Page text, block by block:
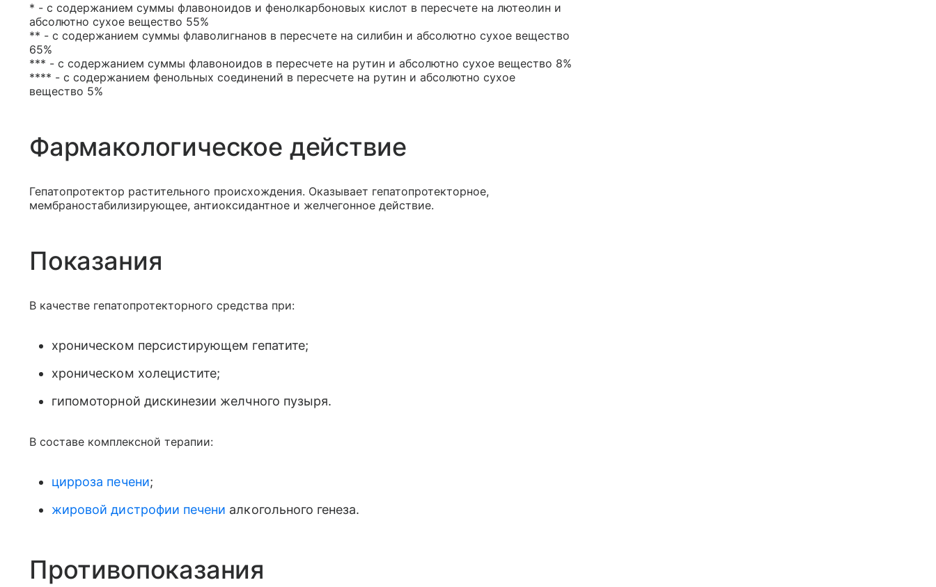
* - с содержанием суммы флавоноидов и фенолкарбоновых кислот в пересчете на лютеолин и
абсолютно сухое вещество 55%
** - с содержанием суммы флаволигнанов в пересчете на силибин и абсолютно сухое вещество
65%
*** - с содержанием суммы флавоноидов в пересчете на рутин и абсолютно сухое вещество 8%
**** - с содержанием фенольных соединений в пересчете на рутин и абсолютно сухое
вещество 5%
Фармакологическое действие
Гепатопротектор растительного происхождения. Оказывает гепатопротекторное,
мембраностабилизирующее, антиоксидантное и желчегонное действие.
Показания
В качестве гепатопротекторного средства при:
хроническом персистирующем гепатите;
хроническом холецистите;
гипомоторной дискинезии желчного пузыря.
В составе комплексной терапии:
цирроза печени;
жировой дистрофии печени алкогольного генеза.
Противопоказания